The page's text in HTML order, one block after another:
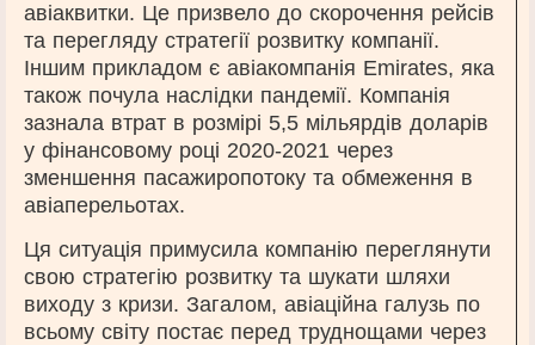
авіаквитки. Це призвело до скорочення рейсів
та перегляду стратегії розвитку компанії.
Іншим прикладом є авіакомпанія Emirates, яка
також почула наслідки пандемії. Компанія
зазнала втрат в розмірі 5,5 мільярдів доларів
у фінансовому році 2020-2021 через
зменшення пасажиропотоку та обмеження в
авіаперельотах.
Ця ситуація примусила компанію переглянути
свою стратегію розвитку та шукати шляхи
виходу з кризи. Загалом, авіаційна галузь по
всьому світу постає перед труднощами через